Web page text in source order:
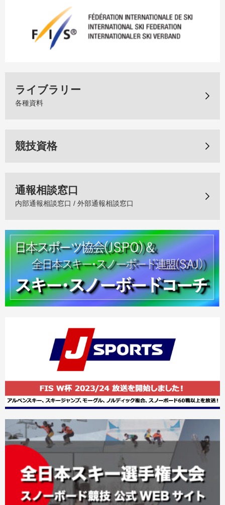
ライブラリー
各種資料
競技資格
通報相談窓口
内部通報相談窓口 / 外部通報相談窓口